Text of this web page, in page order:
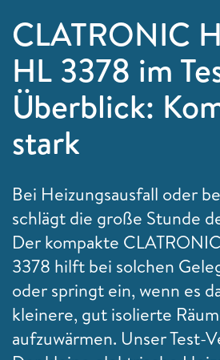
CLATRONIC
HL 3378 im
Überblick:
stark
Bei Heizungsausfall oder
schlägt die große Stunde
Der kompakte
3378 hilft bei solchen
oder springt ein, wenn es
kleinere, gut isolierte
aufzuwärmen. Unser Test-